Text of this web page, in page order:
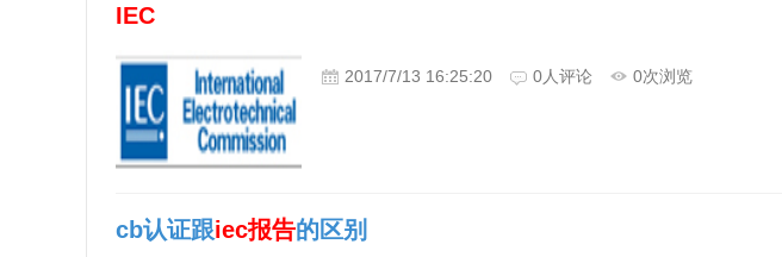
IEC
2017/7/13 16:25:20 0人评论 0次浏览
cb认证跟iec报告的区别